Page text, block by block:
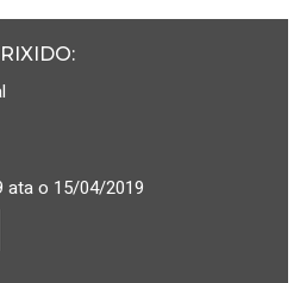
:
ata o 15/04/2019